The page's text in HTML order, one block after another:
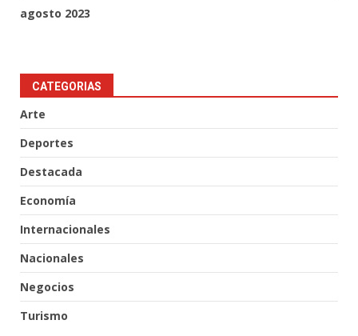
agosto 2023
CATEGORIAS
Arte
Deportes
Destacada
Economía
Internacionales
Nacionales
Negocios
Turismo